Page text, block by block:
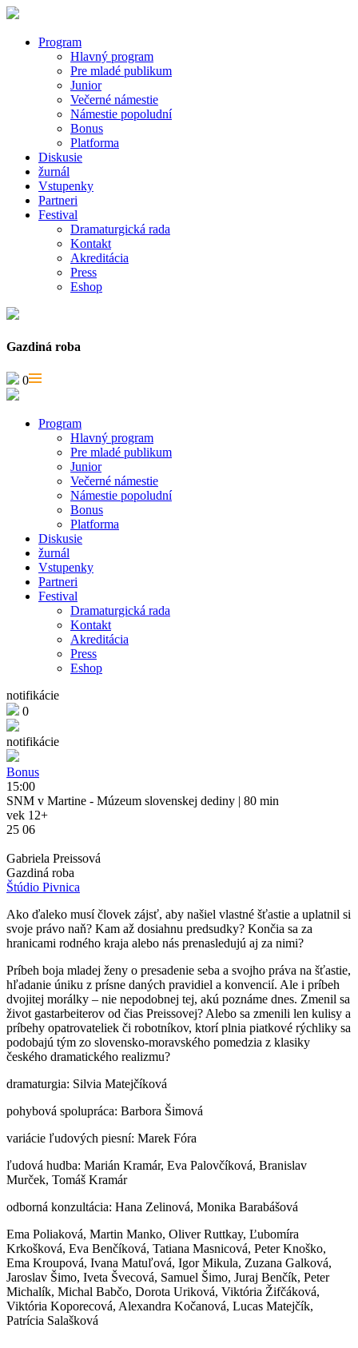
Program
Hlavný program
Pre mladé publikum
Junior
Večerné námestie
Námestie popoludní
Bonus
Platforma
Diskusie
žurnál
Vstupenky
Partneri
Festival
Dramaturgická rada
Kontakt
Akreditácia
Press
Eshop
Gazdiná roba
0
Program
Hlavný program
Pre mladé publikum
Junior
Večerné námestie
Námestie popoludní
Bonus
Platforma
Diskusie
žurnál
Vstupenky
Partneri
Festival
Dramaturgická rada
Kontakt
Akreditácia
Press
Eshop
notifikácie
0
notifikácie
Bonus
15:00
SNM v Martine - Múzeum slovenskej dediny | 80 min
vek 12+
25 06
Gabriela Preissová
Gazdiná roba
Štúdio Pivnica
Ako ďaleko musí človek zájsť, aby našiel vlastné šťastie a uplatnil si
svoje právo naň? Kam až dosiahnu predsudky? Končia sa za
hranicami rodného kraja alebo nás prenasledujú aj za nimi?
Príbeh boja mladej ženy o presadenie seba a svojho práva na šťastie,
hľadanie úniku z prísne daných pravidiel a konvencií. Ale i príbeh
dvojitej morálky – nie nepodobnej tej, akú poznáme dnes. Zmenil sa
život gastarbeiterov od čias Preissovej? Alebo sa zmenili len kulisy a
príbehy opatrovateliek či robotníkov, ktorí plnia piatkové rýchliky sa
podobajú tým zo slovensko-moravského pomedzia z klasiky
českého dramatického realizmu?
dramaturgia: Silvia Matejčíková
pohybová spolupráca: Barbora Šimová
variácie ľudových piesní: Marek Fóra
ľudová hudba: Marián Kramár, Eva Palovčíková, Branislav
Murček, Tomáš Kramár
odborná konzultácia: Hana Zelinová, Monika Barabášová
Ema Poliaková, Martin Manko, Oliver Ruttkay, Ľubomíra
Krkošková, Eva Benčíková, Tatiana Masnicová, Peter Knoško,
Ema Kroupová, Ivana Matuľová, Igor Mikula, Zuzana Galková,
Jaroslav Šimo, Iveta Švecová, Samuel Šimo, Juraj Benčík, Peter
Michalík, Michal Babčo, Dorota Uriková, Viktória Žifčáková,
Viktória Koporecová, Alexandra Kočanová, Lucas Matejčík,
Patrícia Salašková